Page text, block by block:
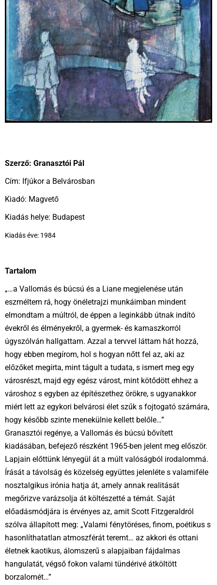
Szerző: Granasztói Pál
Cím: Ifjúkor a Belvárosban
Kiadó: Magvető
Kiadás helye: Budapest
Kiadás éve: 1984
Tartalom
„…a Vallomás és búcsú és a Liane megjelenése után
eszméltem rá, hogy önéletrajzi munkáimban mindent
elmondtam a múltról, de éppen a leginkább útnak indító
évekről és élményekről, a gyermek- és kamaszkorról
úgyszólván hallgattam. Azzal a tervvel láttam hát hozzá,
hogy ebben megírom, hol s hogyan nőtt fel az, aki az
előzőket megírta, mint tágult a tudata, s ismert meg egy
városrészt, majd egy egész várost, mint kötődött ehhez a
városhoz s egyben az építészethez örökre, s ugyanakkor
miért lett az egykori belvárosi élet szűk s fojtogató számára,
hogy később szinte menekülnie kellett belőle…”
Granasztói regénye, a Vallomás és búcsú bővített
kiadásában, befejező részként 1965-ben jelent meg először.
Lapjain előttünk lényegül át a múlt valóságból irodalommá.
Írását a távolság és közelség együttes jelenléte s valamiféle
nosztalgikus irónia hatja át, amely annak realitását
megőrizve varázsolja át költészetté a témát. Saját
előadásmódjára is érvényes az, amit Scott Fitzgeraldról
szólva állapított meg: „Valami fénytöréses, finom, poétikus s
hasonlíthatatlan atmoszférát teremt… az akkori és ottani
életnek kaotikus, álomszerű s alapjaiban fájdalmas
hangulatát, végső fokon valami tündérivé átköltött
borzalomét…”